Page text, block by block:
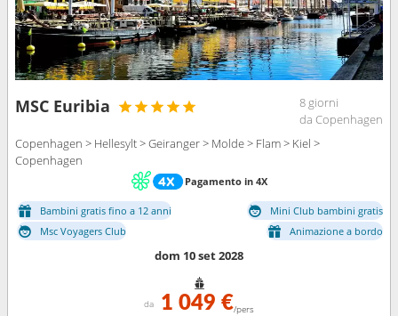
MSC Euribia
8 giorni
da Copenhagen
Copenhagen > Hellesylt > Geiranger > Molde > Flam > Kiel >
Copenhagen
Pagamento in 4X
Bambini gratis fino a 12 anni
Mini Club bambini gratis
Msc Voyagers Club
Animazione a bordo
dom 10 set 2028
da 1 049 €/pers